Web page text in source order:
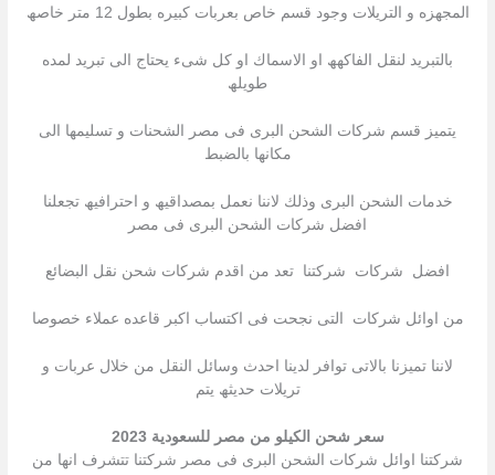
المجھزه و التریلات وجود قسم خاص بعربات كبیره بطول 12 متر خاصھ
بالتبرید لنقل الفاكھھ او الاسماك او كل شىء یحتاج الى تبرید لمده
طویلھ
یتمیز قسم شركات الشحن البرى فى مصر الشحنات و تسلیمھا الى
مكانھا بالضبط
خدمات الشحن البرى وذلك لاننا نعمل بمصداقیھ و احترافیھ تجعلنا
افضل شركات الشحن البرى فى مصر
افضل شركات شركتنا تعد من اقدم شركات شحن نقل البضائع
من اوائل شركات التى نجحت فى اكتساب اكبر قاعده عملاء خصوصا
لاننا تمیزنا بالاتى توافر لدینا احدث وسائل النقل من خلال عربات و
تریلات حدیثھ یتم
سعر شحن الكيلو من مصر للسعودية 2023
شركتنا اوائل شركات الشحن البرى فى مصر شركتنا تتشرف انھا من